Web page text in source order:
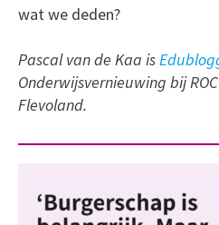
wat we deden?
Pascal van de Kaa is
Onderwijsvernieuwing bij
Flevoland.